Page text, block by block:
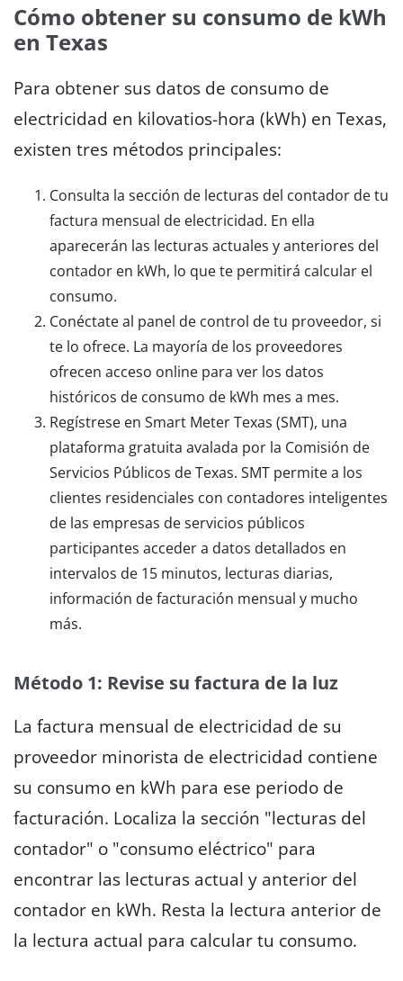
Cómo obtener su consumo de kWh
en Texas
Para obtener sus datos de consumo de
electricidad en kilovatios-hora (kWh) en Texas,
existen tres métodos principales:
Consulta la sección de lecturas del contador de tu
factura mensual de electricidad. En ella
aparecerán las lecturas actuales y anteriores del
contador en kWh, lo que te permitirá calcular el
consumo.
Conéctate al panel de control de tu proveedor, si
te lo ofrece. La mayoría de los proveedores
ofrecen acceso online para ver los datos
históricos de consumo de kWh mes a mes.
Regístrese en Smart Meter Texas (SMT), una
plataforma gratuita avalada por la Comisión de
Servicios Públicos de Texas. SMT permite a los
clientes residenciales con contadores inteligentes
de las empresas de servicios públicos
participantes acceder a datos detallados en
intervalos de 15 minutos, lecturas diarias,
información de facturación mensual y mucho
más.
Método 1: Revise su factura de la luz
La factura mensual de electricidad de su
proveedor minorista de electricidad contiene
su consumo en kWh para ese periodo de
facturación. Localiza la sección "lecturas del
contador" o "consumo eléctrico" para
encontrar las lecturas actual y anterior del
contador en kWh. Resta la lectura anterior de
la lectura actual para calcular tu consumo.